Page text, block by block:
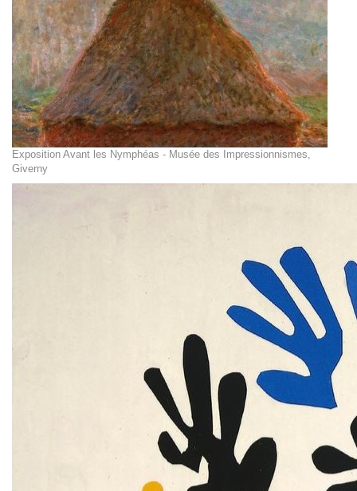
Exposition Avant les Nymphéas - Musée des Impressionnismes,
Giverny